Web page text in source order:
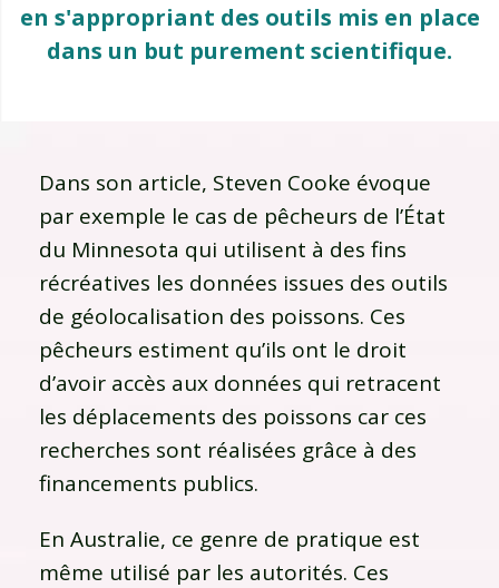
en s'appropriant des outils mis en place
dans un but purement scientifique.
Dans son article, Steven Cooke évoque
par exemple le cas de pêcheurs de l’État
du Minnesota qui utilisent à des fins
récréatives les données issues des outils
de géolocalisation des poissons. Ces
pêcheurs estiment qu’ils ont le droit
d’avoir accès aux données qui retracent
les déplacements des poissons car ces
recherches sont réalisées grâce à des
financements publics.
En Australie, ce genre de pratique est
même utilisé par les autorités. Ces